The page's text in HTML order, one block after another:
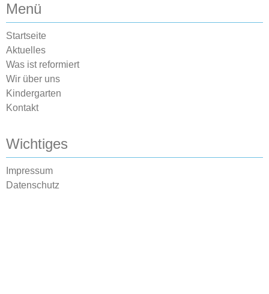
Menü
Startseite
Aktuelles
Was ist reformiert
Wir über uns
Kindergarten
Kontakt
Wichtiges
Impressum
Datenschutz